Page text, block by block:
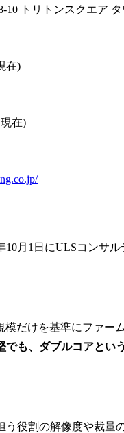
10 トリトンスクエア
在)
在)
月1日にULSコンサ
だけを基準にファー
でも、ダブルコアと
う役割の解像度や裁量